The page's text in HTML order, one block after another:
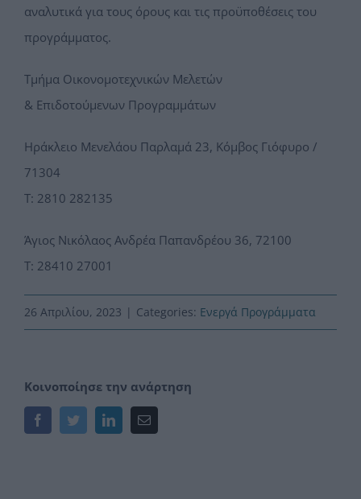
αναλυτικά για τους όρους και τις προϋποθέσεις του
προγράμματος.
Τμήμα Οικονομοτεχνικών Μελετών
& Επιδοτούμενων Προγραμμάτων
Ηράκλειο Μενελάου Παρλαμά 23, Κόμβος Γιόφυρο /
71304
Τ: 2810 282135
Άγιος Νικόλαος Ανδρέα Παπανδρέου 36, 72100
Τ: 28410 27001
26 Απριλίου, 2023 | Categories: Ενεργά Προγράμματα
Κοινοποίησε την ανάρτηση
FacebookTwitterLinkedInEmail